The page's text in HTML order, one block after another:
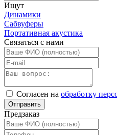
Ищут
Динамики
Сабвуферы
Портативная акустика
Связаться с нами
Согласен на обработку
Отправить
Предзаказ